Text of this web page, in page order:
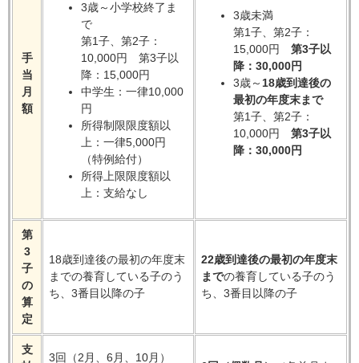
手
当
月
額
3歳～小学校終了ま
で
第1子、第2子：
10,000円 第3子以
降：15,000円
中学生：一律10,000
円
所得制限限度額以
上：一律5,000円
（特例給付）
所得上限限度額以
上：支給なし
3歳未満
第1子、第2子：
15,000円 第3子以
降：30,000円
3歳～18歳到達後の
最初の年度末まで
第1子、第2子：
10,000円 第3子以
降：30,000円
第
3
子
の
算
定
18歳到達後の最初の年度末
までの養育している子のう
ち、3番目以降の子
22歳到達後の最初の年度末
までの養育している子のう
ち、3番目以降の子
支
3回（2月、6月、10月）